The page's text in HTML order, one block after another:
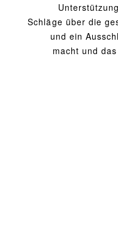
Schläge über die
und ein
macht und